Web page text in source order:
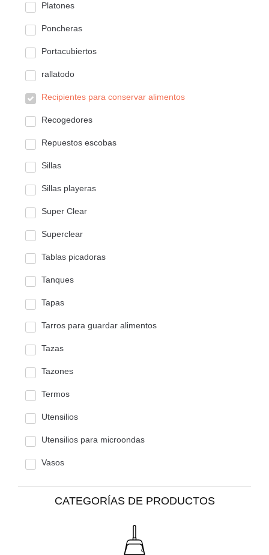
Platones
Poncheras
Portacubiertos
rallatodo
Recipientes para conservar alimentos
Recogedores
Repuestos escobas
Sillas
Sillas playeras
Super Clear
Superclear
Tablas picadoras
Tanques
Tapas
Tarros para guardar alimentos
Tazas
Tazones
Termos
Utensilios
Utensilios para microondas
Vasos
CATEGORÍAS DE PRODUCTOS